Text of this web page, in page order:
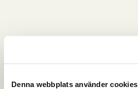
Denna webbplats använder cookies